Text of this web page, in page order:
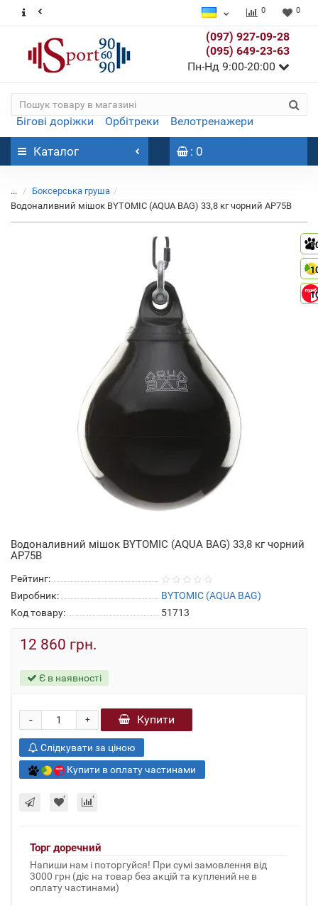
0 0
(097) 927-09-28
(095) 649-23-63
Пн-Нд 9:00-20:00
Бігові доріжки Орбітреки Велотренажери
Каталог : 0
...
Боксерська груша
Водоналивний мішок BYTOMIC (AQUA BAG) 33,8 кг чорний AP75B
Водоналивний мішок BYTOMIC (AQUA BAG) 33,8 кг чорний
AP75B
Рейтинг:
Виробник:
BYTOMIC (AQUA BAG)
Код товару:
51713
12 860 грн.
Є в наявності
+
- Купити
Слідкувати за ціною
Купити в оплату частинами
Торг доречний
Напиши нам і поторгуйся! При сумі замовлення від
3000 грн (діє на товар без акцій та куплений не в
оплату частинами)